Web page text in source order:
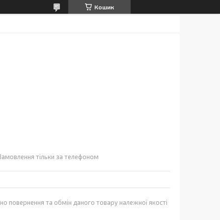
Кошик
тільки за телефоном
повернення та обмін даного товару належної якості